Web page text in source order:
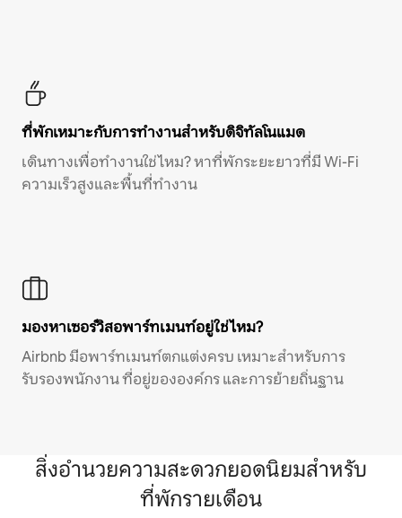
ที่พักเหมาะกับการทำงานสำหรับดิจิทัลโนแมด
เดินทางเพื่อทำงานใช่ไหม? หาที่พักระยะยาวที่มี Wi-Fi
ความเร็วสูงและพื้นที่ทำงาน
มองหาเซอร์วิสอพาร์ทเมนท์อยู่ใช่ไหม?
Airbnb มีอพาร์ทเมนท์ตกแต่งครบ เหมาะสำหรับการ
รับรองพนักงาน ที่อยู่ขององค์กร และการย้ายถิ่นฐาน
สิ่งอำนวยความสะดวกยอดนิยมสำหรับ
ที่พักรายเดือน